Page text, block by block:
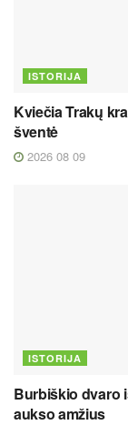
ISTORIJA
Kviečia Trakų
šventė
2026 08 09
ISTORIJA
Burbiškio dvaro
aukso amžius